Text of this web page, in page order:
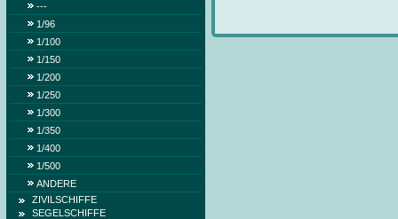
---
1/96
1/100
1/150
1/200
1/250
1/300
1/350
1/400
1/500
ANDERE
ZIVILSCHIFFE
SEGELSCHIFFE